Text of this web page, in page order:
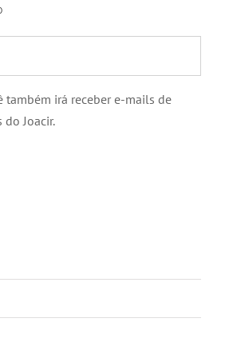
também irá receber e-mails de
Joacir.